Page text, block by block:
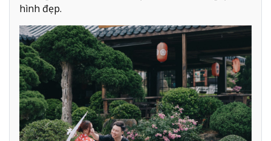
hình đẹp.